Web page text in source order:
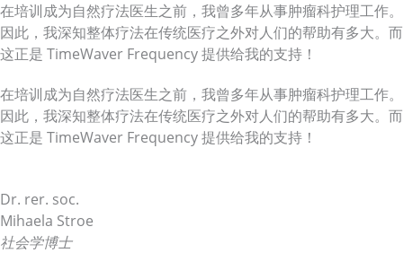
在培训成为自然疗法医生之前，我曾多年从事肿瘤科护理工作。
因此，我深知整体疗法在传统医疗之外对人们的帮助有多大。而
这正是 TimeWaver Frequency 提供给我的支持！
在培训成为自然疗法医生之前，我曾多年从事肿瘤科护理工作。
因此，我深知整体疗法在传统医疗之外对人们的帮助有多大。而
这正是 TimeWaver Frequency 提供给我的支持！
Dr. rer. soc.
Mihaela Stroe
社会学博士